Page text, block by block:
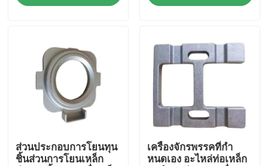
ควบคุมคุณภาพ
ติดต่อเรา
ขอใบเสนอราคา
ชิ้นส่วนหล่อโลหะ
ส่วนประกอบการโยนทุน
ชิ้นส่วนการโยนเหล็ก
เครื่องจักรพรรคที่กํา
หนดเอง อะไหล่ท่อเหล็ก